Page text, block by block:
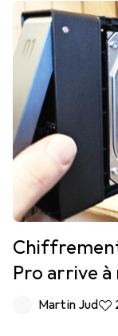
Pro arrive
Martin Jud29